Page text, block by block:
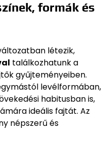
formák és
létezik,
találkozhatunk a
gyűjteményeiben.
levélformában,
habitusban is,
ideális fajtát. Az
népszerű és